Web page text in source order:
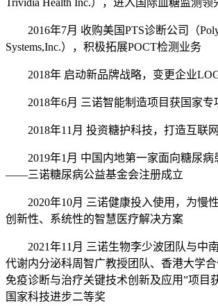
2016年7月 收购美国PTS诊断公司（
Systems,Inc.），积极拓展POCT检测业务
2018年 启动新品牌战略，变更企业
2018年6月 三诺智能制造项目获国家专
2018年11月 投资糖护科技，打造互联
2019年1月 中国内地第一家面向糖尿
——三诺糖尿病公益基金会注册成立
2020年10月 三诺健康投入使用，为慢
创新性、系统性的智慧医疗解决方案
2021年11月 三诺生物李少波团队与中
代谢内分泌科周智广教授团队、香港大学
免疫诊断与治疗关键技术创新及应用”项目
国家科技进步二等奖